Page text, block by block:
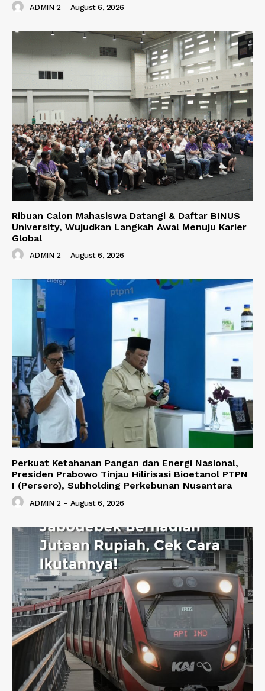
ADMIN 2 - August 6, 2026
Ribuan Calon Mahasiswa Datangi & Daftar BINUS
University, Wujudkan Langkah Awal Menuju Karier
Global
ADMIN 2 - August 6, 2026
Perkuat Ketahanan Pangan dan Energi Nasional,
Presiden Prabowo Tinjau Hilirisasi Bioetanol PTPN
I (Persero), Subholding Perkebunan Nusantara
ADMIN 2 - August 6, 2026